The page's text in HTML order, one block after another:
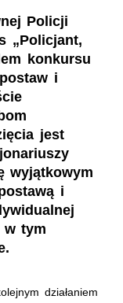
Policji
„Policjant,
konkursu
i
jest
wyjątkowym
i
w tym
działaniem